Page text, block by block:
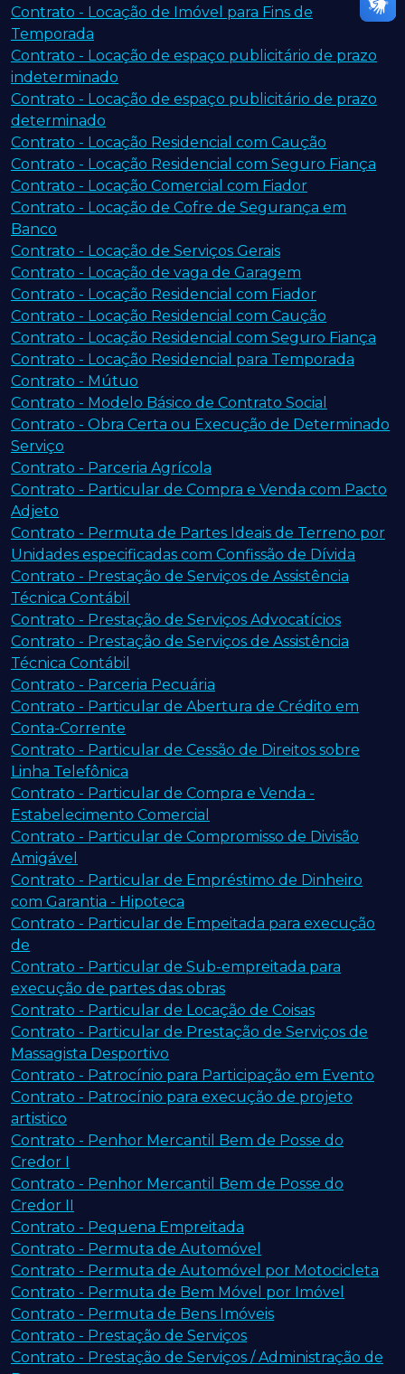
Contrato - Locação de Imóvel para Fins de
Temporada
Contrato - Locação de espaço publicitário de prazo
indeterminado
Contrato - Locação de espaço publicitário de prazo
determinado
Contrato - Locação Residencial com Caução
Contrato - Locação Residencial com Seguro Fiança
Contrato - Locação Comercial com Fiador
Contrato - Locação de Cofre de Segurança em
Banco
Contrato - Locação de Serviços Gerais
Contrato - Locação de vaga de Garagem
Contrato - Locação Residencial com Fiador
Contrato - Locação Residencial com Caução
Contrato - Locação Residencial com Seguro Fiança
Contrato - Locação Residencial para Temporada
Contrato - Mútuo
Contrato - Modelo Básico de Contrato Social
Contrato - Obra Certa ou Execução de Determinado
Serviço
Contrato - Parceria Agrícola
Contrato - Particular de Compra e Venda com Pacto
Adjeto
Contrato - Permuta de Partes Ideais de Terreno por
Unidades especificadas com Confissão de Dívida
Contrato - Prestação de Serviços de Assistência
Técnica Contábil
Contrato - Prestação de Serviços Advocatícios
Contrato - Prestação de Serviços de Assistência
Técnica Contábil
Contrato - Parceria Pecuária
Contrato - Particular de Abertura de Crédito em
Conta-Corrente
Contrato - Particular de Cessão de Direitos sobre
Linha Telefônica
Contrato - Particular de Compra e Venda -
Estabelecimento Comercial
Contrato - Particular de Compromisso de Divisão
Amigável
Contrato - Particular de Empréstimo de Dinheiro
com Garantia - Hipoteca
Contrato - Particular de Empeitada para execução
de
Contrato - Particular de Sub-empreitada para
execução de partes das obras
Contrato - Particular de Locação de Coisas
Contrato - Particular de Prestação de Serviços de
Massagista Desportivo
Contrato - Patrocínio para Participação em Evento
Contrato - Patrocínio para execução de projeto
artistico
Contrato - Penhor Mercantil Bem de Posse do
Credor I
Contrato - Penhor Mercantil Bem de Posse do
Credor II
Contrato - Pequena Empreitada
Contrato - Permuta de Automóvel
Contrato - Permuta de Automóvel por Motocicleta
Contrato - Permuta de Bem Móvel por Imóvel
Contrato - Permuta de Bens Imóveis
Contrato - Prestação de Serviços
Contrato - Prestação de Serviços / Administração de